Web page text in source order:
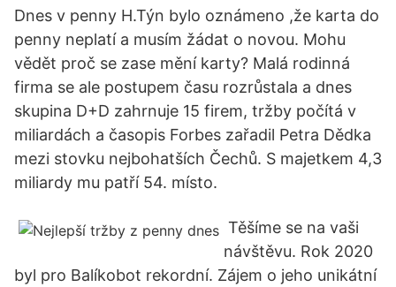
Dnes v penny H.Týn bylo oznámeno ,že karta do
penny neplatí a musím žádat o novou. Mohu
vědět proč se zase mění karty? Malá rodinná
firma se ale postupem času rozrůstala a dnes
skupina D+D zahrnuje 15 firem, tržby počítá v
miliardách a časopis Forbes zařadil Petra Dědka
mezi stovku nejbohatších Čechů. S majetkem 4,3
miliardy mu patří 54. místo.
️ Těšíme se na vaši
návštěvu. Rok 2020
byl pro Balíkobot rekordní. Zájem o jeho unikátní